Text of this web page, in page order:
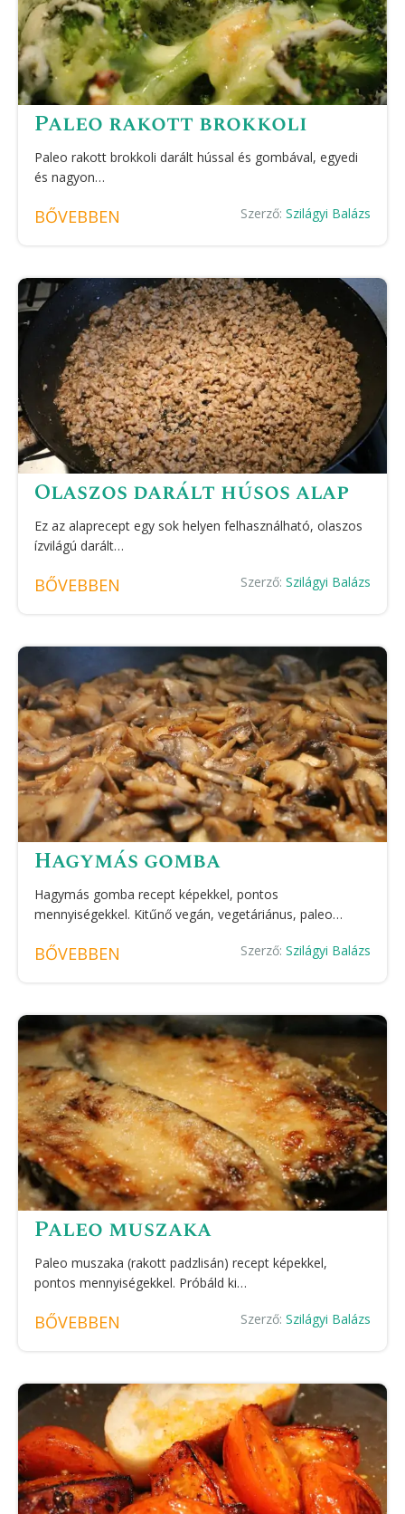
Paleo rakott brokkoli
Paleo rakott brokkoli darált hússal és gombával, egyedi
és nagyon…
BŐVEBBEN Szerző: Szilágyi Balázs
Olaszos darált húsos alap
Ez az alaprecept egy sok helyen felhasználható, olaszos
ízvilágú darált…
BŐVEBBEN Szerző: Szilágyi Balázs
Hagymás gomba
Hagymás gomba recept képekkel, pontos
mennyiségekkel. Kitűnő vegán, vegetáriánus, paleo…
BŐVEBBEN Szerző: Szilágyi Balázs
Paleo muszaka
Paleo muszaka (rakott padzlisán) recept képekkel,
pontos mennyiségekkel. Próbáld ki…
BŐVEBBEN Szerző: Szilágyi Balázs